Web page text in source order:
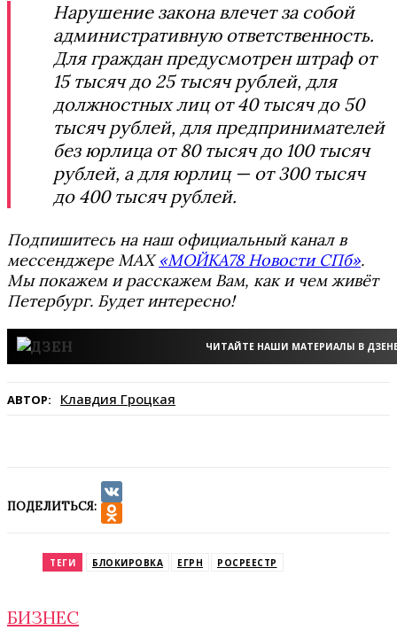
Нарушение закона влечет за собой
административную ответственность.
Для граждан предусмотрен штраф от
15 тысяч до 25 тысяч рублей, для
должностных лиц от 40 тысяч до 50
тысяч рублей, для предпринимателей
без юрлица от 80 тысяч до 100 тысяч
рублей, а для юрлиц — от 300 тысяч
до 400 тысяч рублей.
Подпишитесь на наш официальный канал в
мессенджере MAX«МОЙКА78 Новости СПб».
Мы покажем и расскажем Вам, как и чем живёт
Петербург. Будет интересно!
ЧИТАЙТЕ НАШИ МАТЕРИАЛЫ В
АВТОР: Клавдия Гроцкая
ПОДЕЛИТЬСЯ:
VK
ТЕГИ БЛОКИРОВКА ЕГРН РОСРЕЕСТР
БИЗНЕС